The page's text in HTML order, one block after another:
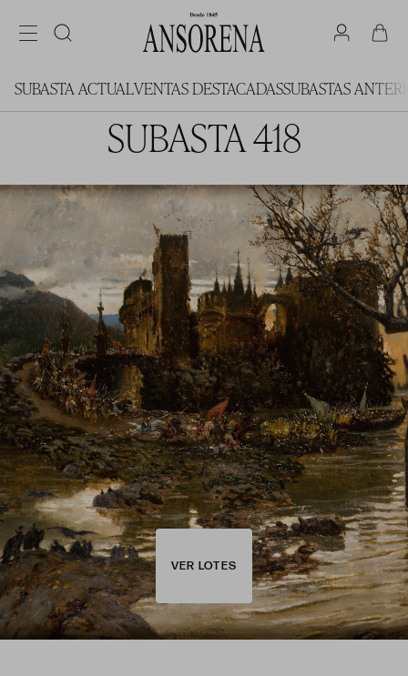
SUBASTA ACTUALVENTAS DESTACADASSUBASTAS
SUBASTA 418
VER LOTES